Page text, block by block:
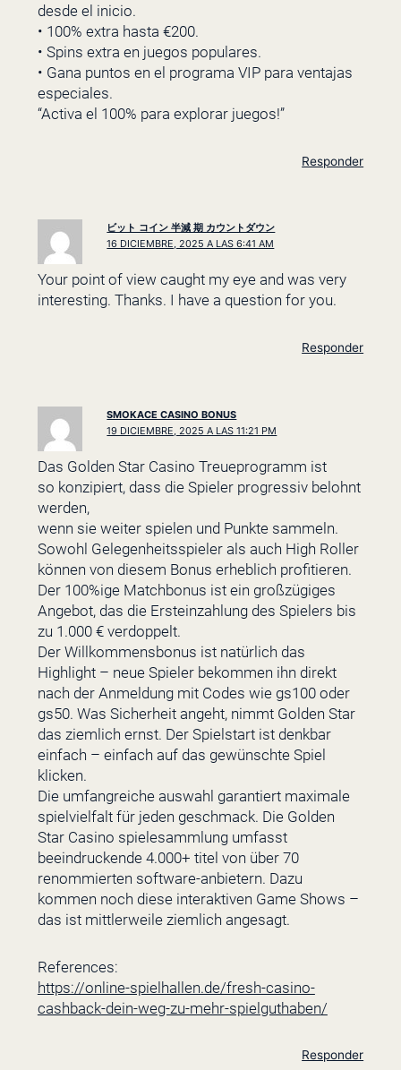
desde el inicio.
• 100% extra hasta €200.
• Spins extra en juegos populares.
• Gana puntos en el programa VIP para ventajas
especiales.
“Activa el 100% para explorar juegos!”
Responder
ビット コイン 半減 期 カウントダウン
16 DICIEMBRE, 2025 A LAS 6:41 AM
Your point of view caught my eye and was very
interesting. Thanks. I have a question for you.
Responder
SMOKACE CASINO BONUS
19 DICIEMBRE, 2025 A LAS 11:21 PM
Das Golden Star Casino Treueprogramm ist
so konzipiert, dass die Spieler progressiv belohnt
werden,
wenn sie weiter spielen und Punkte sammeln.
Sowohl Gelegenheitsspieler als auch High Roller
können von diesem Bonus erheblich profitieren.
Der 100%ige Matchbonus ist ein großzügiges
Angebot, das die Ersteinzahlung des Spielers bis
zu 1.000 € verdoppelt.
Der Willkommensbonus ist natürlich das
Highlight – neue Spieler bekommen ihn direkt
nach der Anmeldung mit Codes wie gs100 oder
gs50. Was Sicherheit angeht, nimmt Golden Star
das ziemlich ernst. Der Spielstart ist denkbar
einfach – einfach auf das gewünschte Spiel
klicken.
Die umfangreiche auswahl garantiert maximale
spielvielfalt für jeden geschmack. Die Golden
Star Casino spielesammlung umfasst
beeindruckende 4.000+ titel von über 70
renommierten software-anbietern. Dazu
kommen noch diese interaktiven Game Shows –
das ist mittlerweile ziemlich angesagt.
References:
https://online-spielhallen.de/fresh-casino-
cashback-dein-weg-zu-mehr-spielguthaben/
Responder